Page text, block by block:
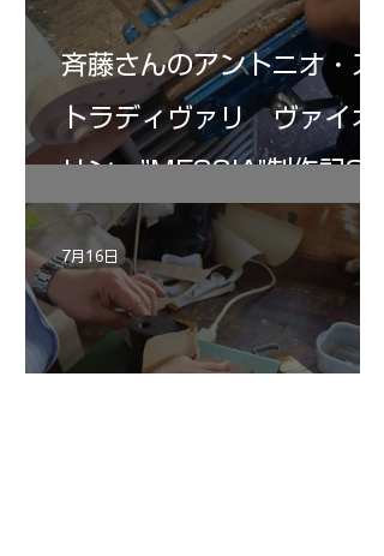
斉藤さんのアントニオ・ス
トラディヴァリ ヴァイオ
リン ”MESSIA"制作記32
7月16日